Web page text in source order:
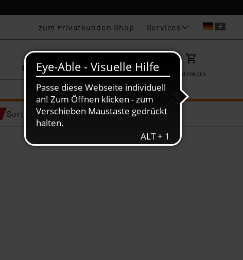
zum Privatkunden Shop Services
KarriereMein ELV Merkzettel Warenkorb
Sortiments-Deals